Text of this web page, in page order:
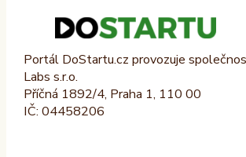
Portál DoStartu.cz provozuje
Labs s.r.o.
Příčná 1892/4, Praha 1, 110 00
IČ: 04458206